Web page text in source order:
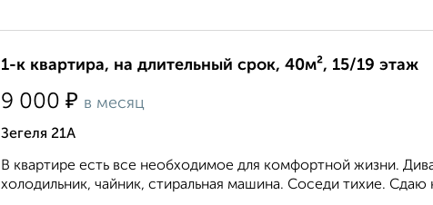
1-к квартира, на длительный срок, 40м², 15/19 этаж
9 000 ₽ в месяц
Зегеля 21А
В квартире есть все необходимое для комфортной жизни.
холодильник, чайник, стиральная машина. Соседи тихие. Сдаю